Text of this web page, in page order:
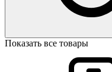
Показать все товары